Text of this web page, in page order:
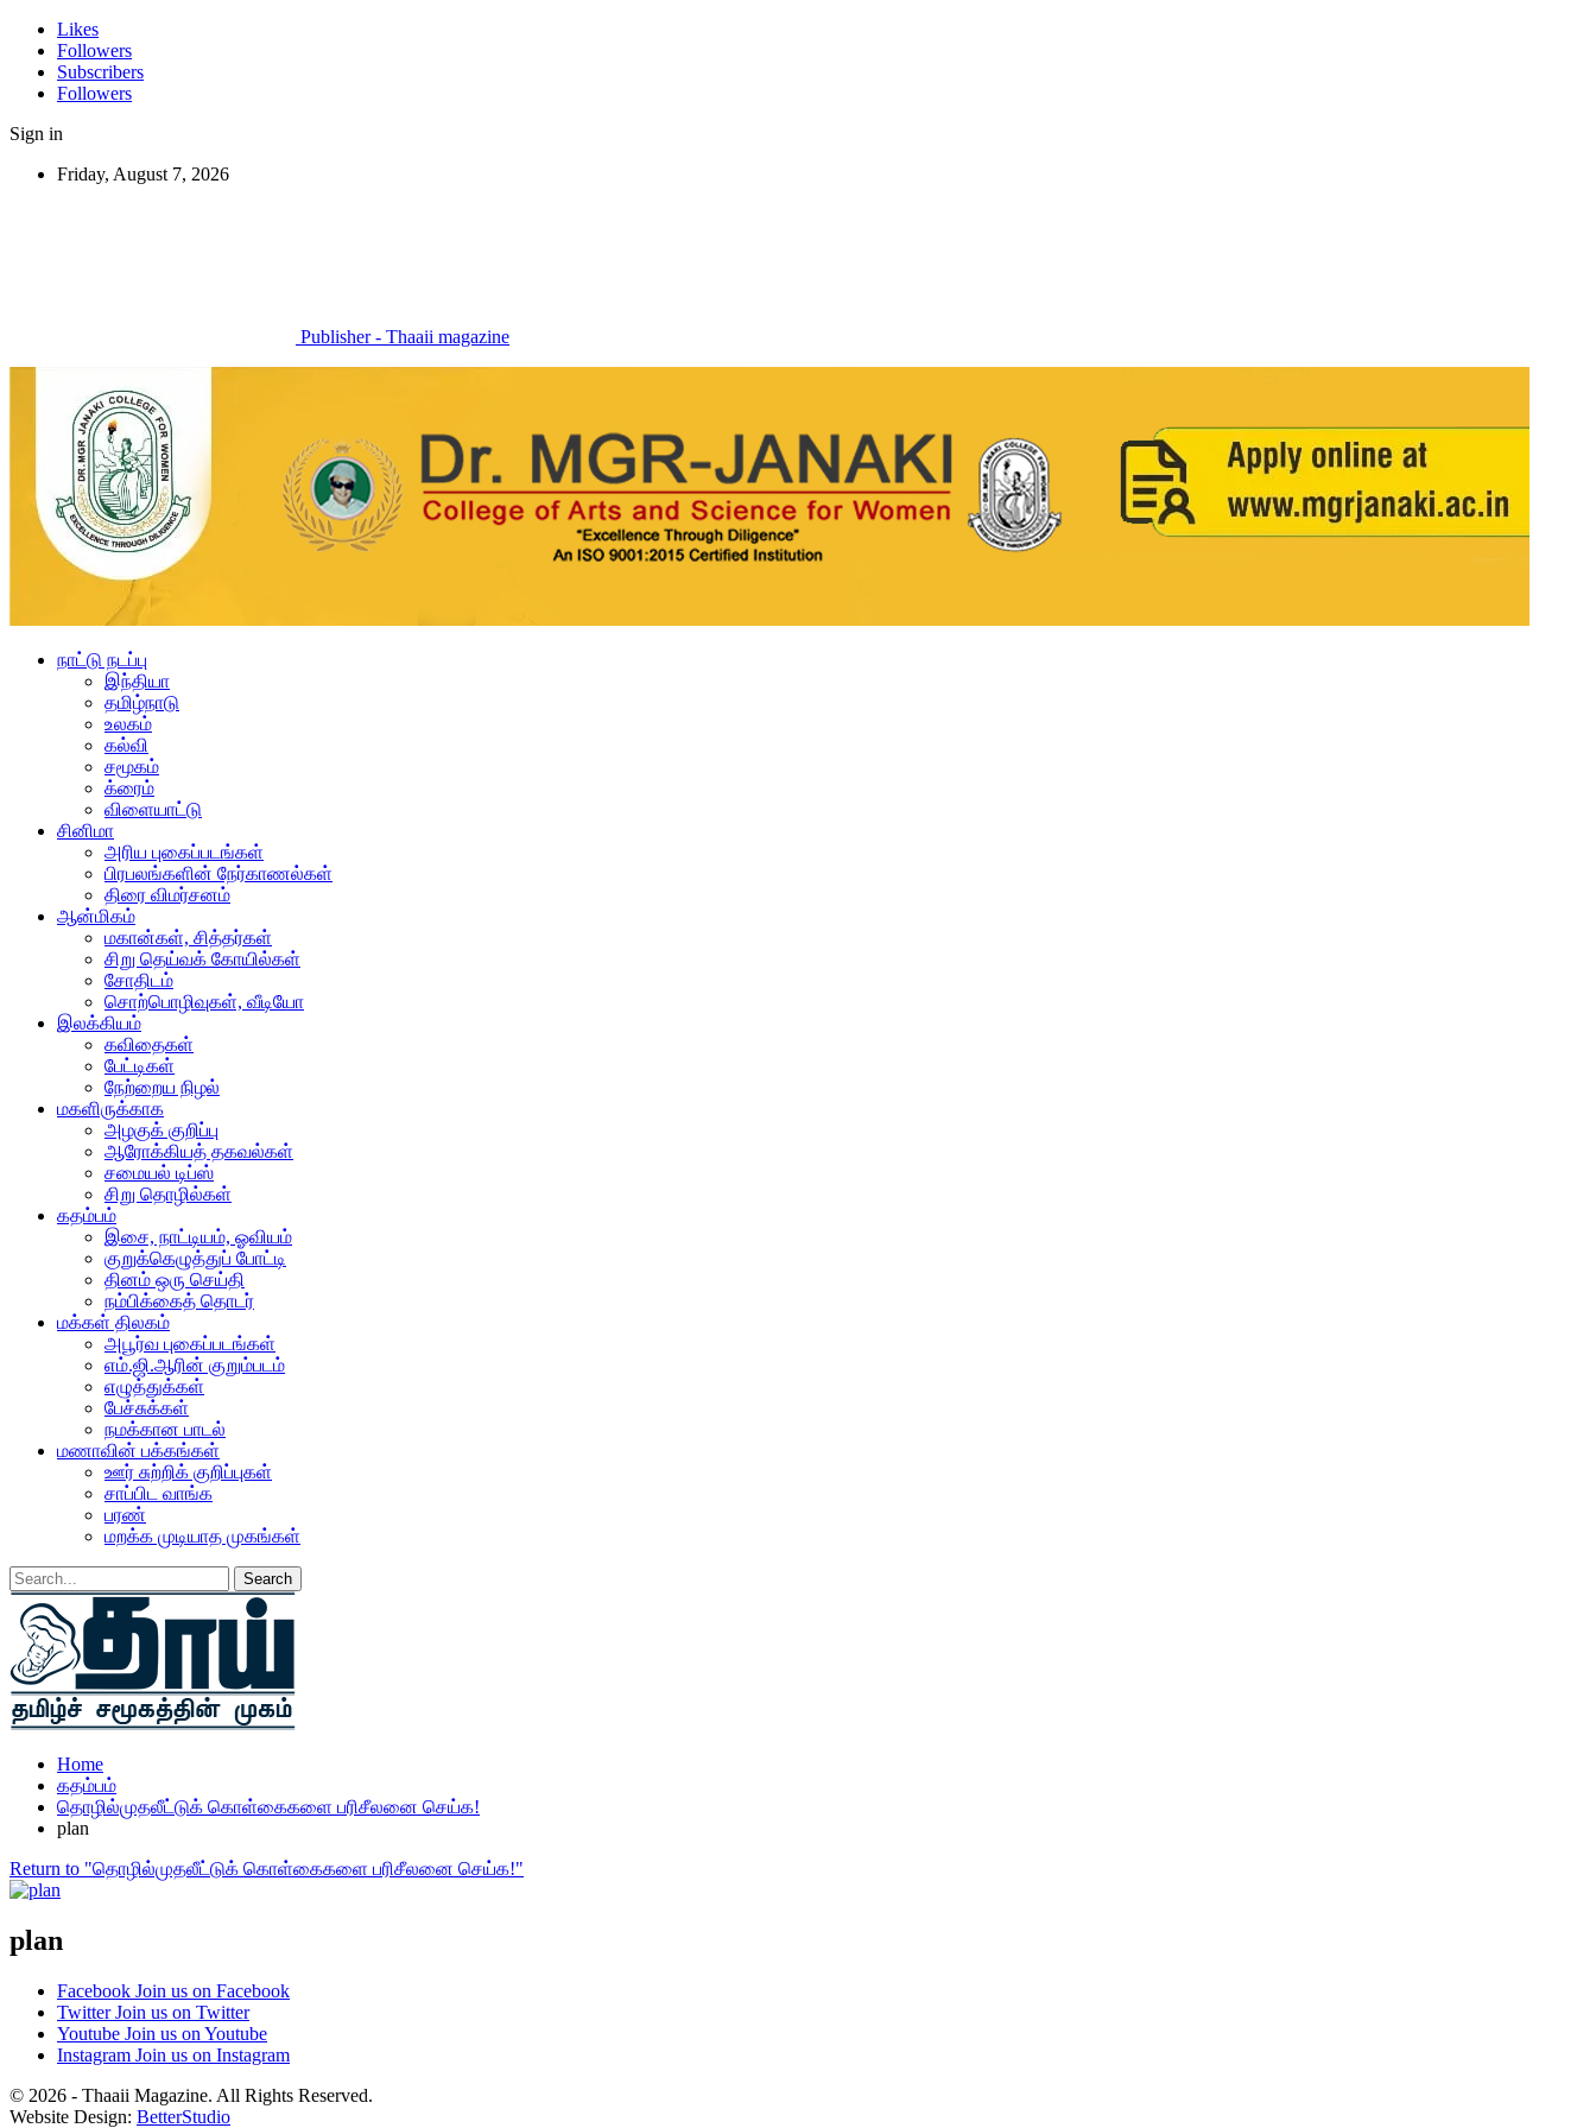
Likes
Followers
Subscribers
Followers
Sign in
Friday, August 7, 2026
Publisher - Thaaii magazine
நாட்டு நடப்பு
இந்தியா
தமிழ்நாடு
உலகம்
கல்வி
சமூகம்
க்ரைம்
விளையாட்டு
சினிமா
அரிய புகைப்படங்கள்
பிரபலங்களின் நேர்காணல்கள்
திரை விமர்சனம்
ஆன்மிகம்
மகான்கள், சித்தர்கள்
சிறு தெய்வக் கோயில்கள்
சோதிடம்
சொற்பொழிவுகள், வீடியோ
இலக்கியம்
கவிதைகள்
பேட்டிகள்
நேற்றைய நிழல்
மகளிருக்காக
அழகுக் குறிப்பு
ஆரோக்கியத் தகவல்கள்
சமையல் டிப்ஸ்
சிறு தொழில்கள்
கதம்பம்
இசை, நாட்டியம், ஓவியம்
குறுக்கெழுத்துப் போட்டி
தினம் ஒரு செய்தி
நம்பிக்கைத் தொடர்
மக்கள் திலகம்
அபூர்வ புகைப்படங்கள்
எம்.ஜி.ஆரின் குறும்படம்
எழுத்துக்கள்
பேச்சுக்கள்
நமக்கான பாடல்
மணாவின் பக்கங்கள்
ஊர் சுற்றிக் குறிப்புகள்
சாப்பிட வாங்க
பரண்
மறக்க முடியாத முகங்கள்
Home
கதம்பம்
தொழில்முதலீட்டுக் கொள்கைகளை பரிசீலனை செய்க!
plan
Return to "தொழில்முதலீட்டுக் கொள்கைகளை பரிசீலனை செய்க!"
plan
Facebook Join us on Facebook
Twitter Join us on Twitter
Youtube Join us on Youtube
Instagram Join us on Instagram
© 2026 - Thaaii Magazine. All Rights Reserved.
Website Design: BetterStudio